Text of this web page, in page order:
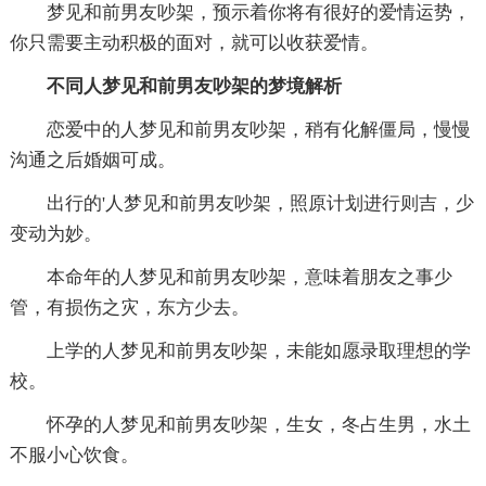
梦见和前男友吵架，预示着你将有很好的爱情运势，
你只需要主动积极的面对，就可以收获爱情。
不同人梦见和前男友吵架的梦境解析
恋爱中的人梦见和前男友吵架，稍有化解僵局，慢慢
沟通之后婚姻可成。
出行的'人梦见和前男友吵架，照原计划进行则吉，少
变动为妙。
本命年的人梦见和前男友吵架，意味着朋友之事少
管，有损伤之灾，东方少去。
上学的人梦见和前男友吵架，未能如愿录取理想的学
校。
怀孕的人梦见和前男友吵架，生女，冬占生男，水土
不服小心饮食。